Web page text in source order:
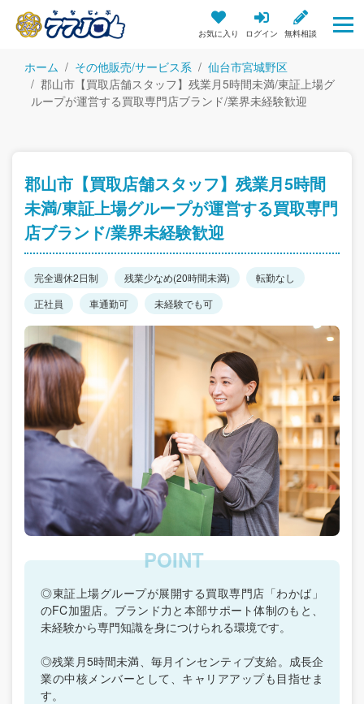
お気に入り ログイン 無料相談
ホーム その他販売/サービス系
仙台市宮城野区
郡山市【買取店舗スタッフ】残業月5時間未満/東証上場グ
ループが運営する買取専門店ブランド/業界未経験歓迎
郡山市【買取店舗スタッフ】残業月5時間
未満/東証上場グループが運営する買取専門
店ブランド/業界未経験歓迎
完全週休2日制 残業少なめ(20時間未満)
転勤なし
正社員
車通勤可 未経験でも可
◎東証上場グループが展開する買取専門店「わかば」
のFC加盟店。ブランド力と本部サポート体制のもと、
未経験から専門知識を身につけられる環境です。
◎残業月5時間未満、毎月インセンティブ支給。成長企
業の中核メンバーとして、キャリアアップも目指せま
す。